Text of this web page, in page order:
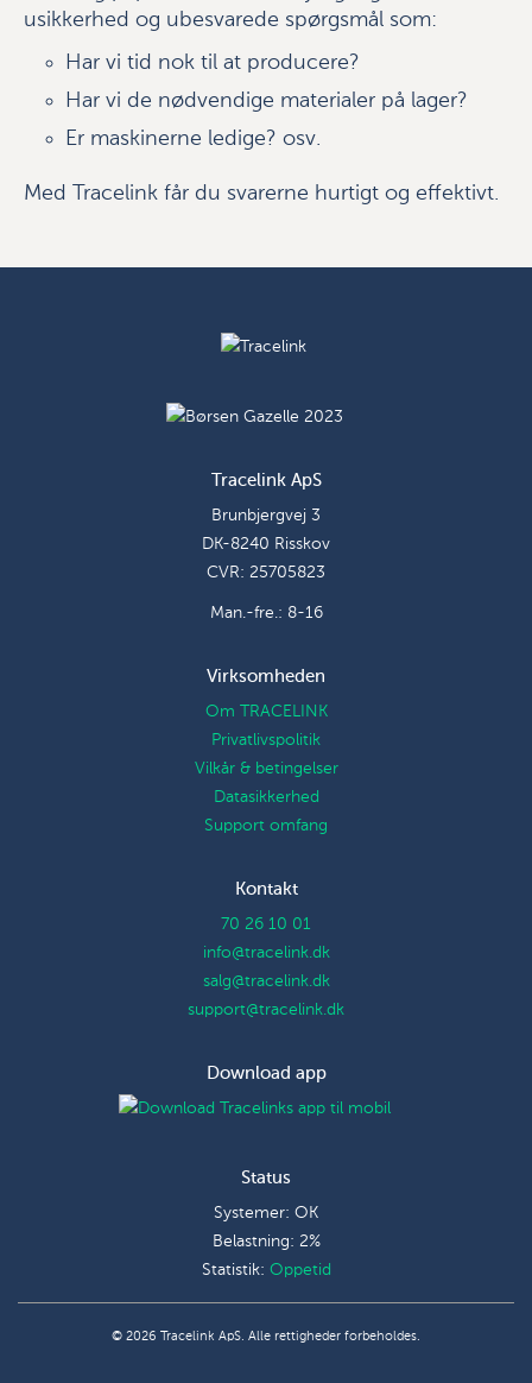
usikkerhed og ubesvarede spørgsmål som:
Har vi tid nok til at producere?
Har vi de nødvendige materialer på lager?
Er maskinerne ledige? osv.
Med Tracelink får du svarerne hurtigt og effektivt.
Tracelink ApS
Brunbjergvej 3
DK-8240 Risskov
CVR: 25705823
Man.-fre.: 8-16
Virksomheden
Om TRACELINK
Privatlivspolitik
Vilkår & betingelser
Datasikkerhed
Support omfang
Kontakt
70 26 10 01
info@tracelink.dk
salg@tracelink.dk
support@tracelink.dk
Download app
Status
Systemer: OK
Belastning: 2%
Statistik: Oppetid
© 2026 Tracelink ApS. Alle rettigheder forbeholdes.